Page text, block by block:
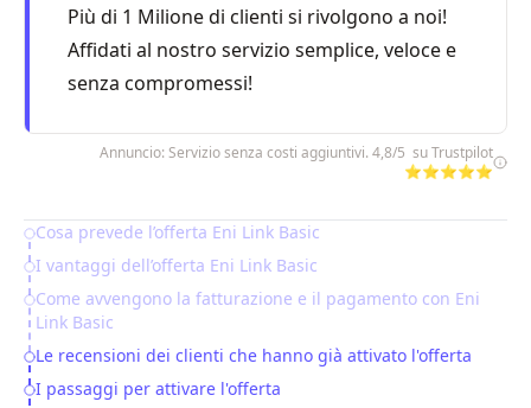
Più di 1 Milione di clienti si rivolgono a noi!
Affidati al nostro servizio semplice, veloce e
senza compromessi!
Annuncio: Servizio senza costi aggiuntivi. 4,8/5 su Trustpilot
⭐⭐⭐⭐⭐
Table of Contents
Cosa prevede l’offerta Eni Link Basic
I vantaggi dell’offerta Eni Link Basic
Come avvengono la fatturazione e il pagamento con Eni
Link Basic
Le recensioni dei clienti che hanno già attivato l'offerta
I passaggi per attivare l'offerta